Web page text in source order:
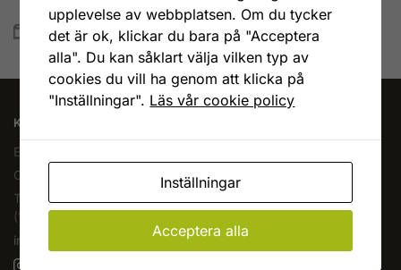
Snabb leverans
Lagervaror skickas vanligtvis inom 1-4 vardagar
KAFFEOCHTE.SE
En del av Novodesign AB
Org.nr. 556790-1235
Tel.
08-400 209 60
(10-17 mån-fre)
info@kaffeochte.se
upplevelse av webbplatsen. Om du tycker
det är ok, klickar du bara på "Acceptera
alla". Du kan såklart välja vilken typ av
cookies du vill ha genom att klicka på
"Inställningar". Läs vår cookie policy
Inställningar
Acceptera alla